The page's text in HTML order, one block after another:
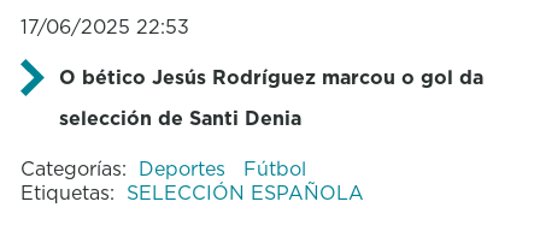
17/06/2025 22:53
O bético Jesús Rodríguez marcou o gol da
selección de Santi Denia
Categorías: Deportes
Fútbol
Etiquetas: SELECCIÓN ESPAÑOLA